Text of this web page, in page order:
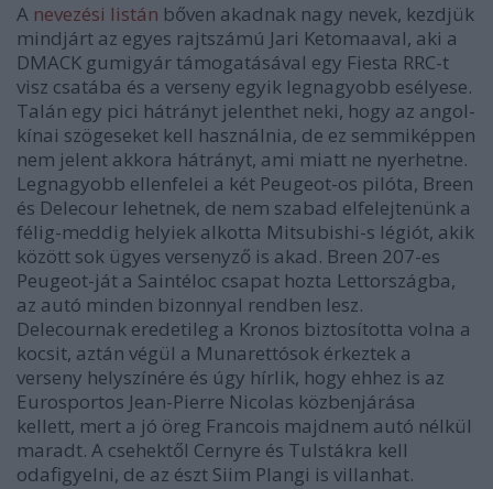
A nevezési listán bőven akadnak nagy nevek, kezdjük
mindjárt az egyes rajtszámú Jari Ketomaaval, aki a
DMACK gumigyár támogatásával egy Fiesta RRC-t
visz csatába és a verseny egyik legnagyobb esélyese.
Talán egy pici hátrányt jelenthet neki, hogy az angol-
kínai szögeseket kell használnia, de ez semmiképpen
nem jelent akkora hátrányt, ami miatt ne nyerhetne.
Legnagyobb ellenfelei a két Peugeot-os pilóta, Breen
és Delecour lehetnek, de nem szabad elfelejtenünk a
félig-meddig helyiek alkotta Mitsubishi-s légiót, akik
között sok ügyes versenyző is akad. Breen 207-es
Peugeot-ját a Saintéloc csapat hozta Lettországba,
az autó minden bizonnyal rendben lesz.
Delecournak eredetileg a Kronos biztosította volna a
kocsit, aztán végül a Munarettósok érkeztek a
verseny helyszínére és úgy hírlik, hogy ehhez is az
Eurosportos Jean-Pierre Nicolas közbenjárása
kellett, mert a jó öreg Francois majdnem autó nélkül
maradt. A csehektől Cernyre és Tulstákra kell
odafigyelni, de az észt Siim Plangi is villanhat.